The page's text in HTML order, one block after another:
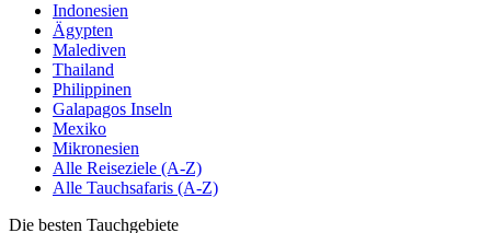
Indonesien
Ägypten
Malediven
Thailand
Philippinen
Galapagos Inseln
Mexiko
Mikronesien
Alle Reiseziele (A-Z)
Alle Tauchsafaris (A-Z)
Die besten Tauchgebiete